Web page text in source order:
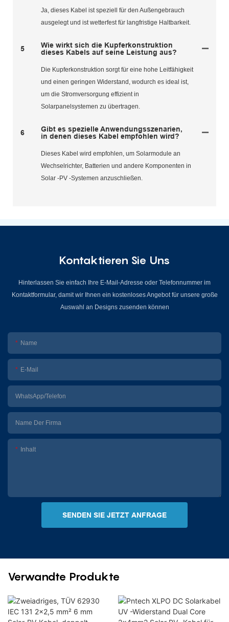
Ja, dieses Kabel ist speziell für den Außengebrauch
ausgelegt und ist wetterfest für langfristige Haltbarkeit.
5
Wie wirkt sich die Kupferkonstruktion
dieses Kabels auf seine Leistung aus?
Die Kupferkonstruktion sorgt für eine hohe Leitfähigkeit
und einen geringen Widerstand, wodurch es ideal ist,
um die Stromversorgung effizient in
Solarpanelsystemen zu übertragen.
6
Gibt es spezielle Anwendungsszenarien,
in denen dieses Kabel empfohlen wird?
Dieses Kabel wird empfohlen, um Solarmodule an
Wechselrichter, Batterien und andere Komponenten in
Solar -PV -Systemen anzuschließen.
Kontaktieren Sie Uns
Hinterlassen Sie einfach Ihre E-Mail-Adresse oder Telefonnummer im
Kontaktformular, damit wir Ihnen ein kostenloses Angebot für unsere große
Auswahl an Designs zusenden können
Name
E-Mail
WhatsApp/Telefon
Name Der Firma
Inhalt
SENDEN SIE JETZT ANFRAGE
Verwandte Produkte